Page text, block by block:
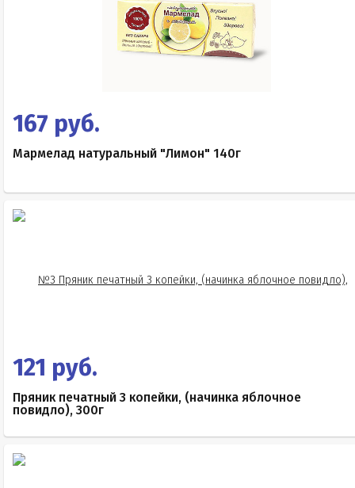
167 руб.
Мармелад натуральный "Лимон" 140г
121 руб.
Пряник печатный 3 копейки, (начинка яблочное
повидло), 300г